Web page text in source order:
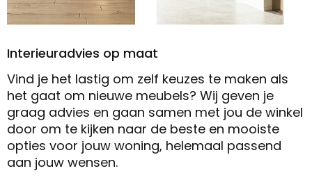
Interieuradvies op maat
Vind je het lastig om zelf keuzes te maken als
het gaat om nieuwe meubels? Wij geven je
graag advies en gaan samen met jou de winkel
door om te kijken naar de beste en mooiste
opties voor jouw woning, helemaal passend
aan jouw wensen.